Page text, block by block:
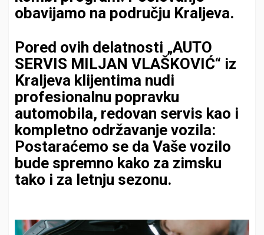
obavijamo na području Kraljeva.
Pored ovih delatnosti „AUTO
SERVIS MILJAN VLAŠKOVIĆ“ iz
Kraljeva klijentima nudi
profesionalnu popravku
automobila, redovan servis kao i
kompletno održavanje vozila:
Postaraćemo se da Vaše vozilo
bude spremno kako za zimsku
tako i za letnju sezonu.